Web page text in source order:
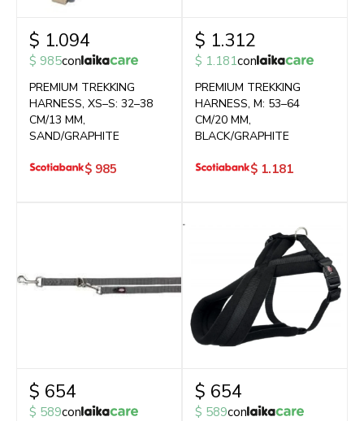
$ 1.094
$ 985con
PREMIUM TREKKING
HARNESS, XS–S: 32–38
CM/13 MM,
SAND/GRAPHITE
$ 985
$ 1.312
$ 1.181con
PREMIUM TREKKING
HARNESS, M: 53–64
CM/20 MM,
BLACK/GRAPHITE
$ 1.181
$ 654
$ 589con
$ 654
$ 589con